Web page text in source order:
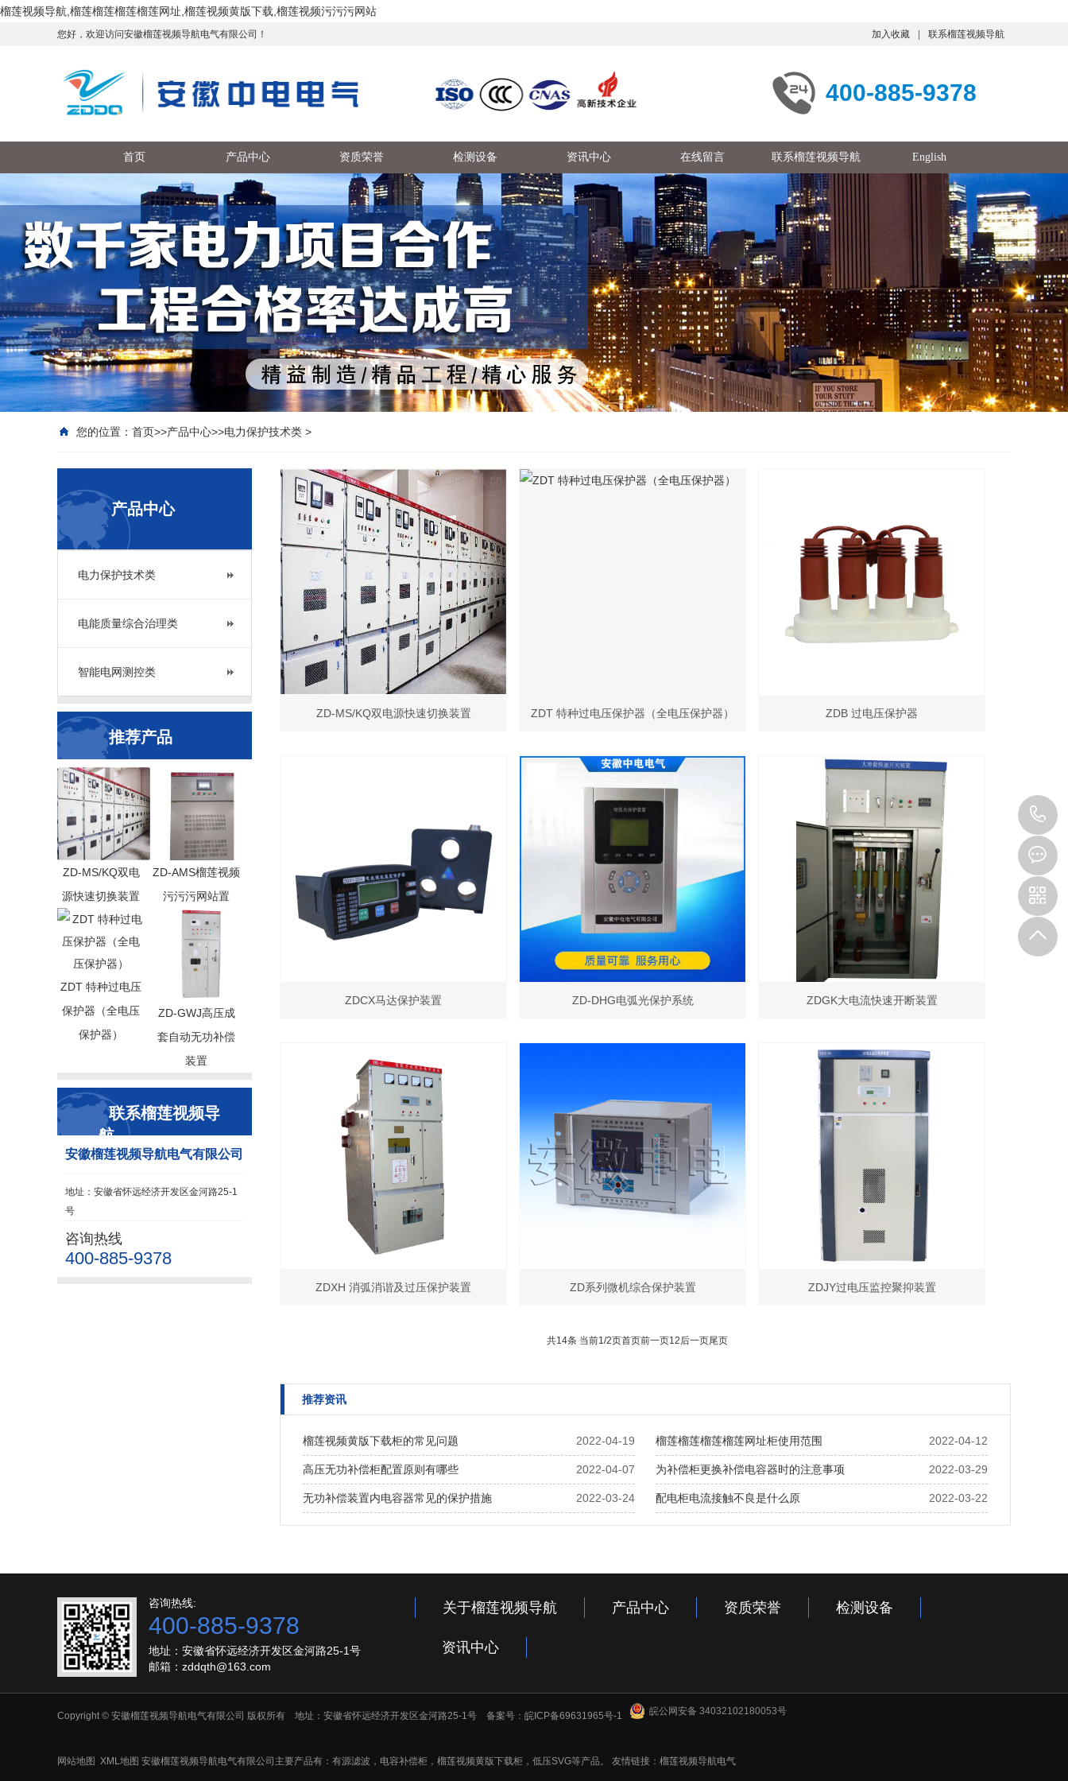
榴莲视频导航,榴莲榴莲榴莲榴莲网址,榴莲视频黄版下载,榴莲视频污污污网站
您好，欢迎访问安徽榴莲视频导航电气有限公司！ 加入收藏 联系榴莲视频导航
400-885-9378
首页 产品中心 资质荣誉 检测设备 资讯中心 在线留言 联系榴莲视频导航 English
您的位置： 首页>>产品中心>>电力保护技术类 >
产品中心
电力保护技术类
电能质量综合治理类
智能电网测控类
推荐产品
ZD-MS/KQ双电
源快速切换装置
ZD-AMS榴莲视频
污污污网站置
ZDT 特种过电压
保护器（全电压
保护器）
ZD-GWJ高压成
套自动无功补偿
装置
联系榴莲视频导
航
安徽榴莲视频导航电气有限公司
地址：安徽省怀远经济开发区金河路25-1
号
咨询热线
400-885-9378
ZD-MS/KQ双电源快速切换装置 ZDT 特种过电压保护器（全电压保护器） ZDB 过电压保护器
ZDCX马达保护装置 ZD-DHG电弧光保护系统 ZDGK大电流快速开断装置
ZDXH 消弧消谐及过压保护装置 ZD系列微机综合保护装置 ZDJY过电压监控聚抑装置
共14条 当前1/2页首页前一页12后一页尾页
推荐资讯
2022-04-19
榴莲视频黄版下载柜的常见问题 2022-04-12
榴莲榴莲榴莲榴莲网址柜使用范围
2022-04-07
高压无功补偿柜配置原则有哪些 2022-03-29
为补偿柜更换补偿电容器时的注意事项
2022-03-24
无功补偿装置内电容器常见的保护措施 2022-03-22
配电柜电流接触不良是什么原
咨询热线:
400-885-9378
地址：安徽省怀远经济开发区金河路25-1号
邮箱：zddqth@163.com
关于榴莲视频导航 产品中心 资质荣誉 检测设备
资讯中心
Copyright © 安徽榴莲视频导航电气有限公司 版权所有 地址：安徽省怀远经济开发区金河路25-1号 备案号： 皖ICP备69631965号-1 皖公网安备 34032102180053号
网站地图 XML地图 安徽榴莲视频导航电气有限公司主要产品有：有源滤波，电容补偿柜，榴莲视频黄版下载柜，低压SVG等产品。 友情链接： 榴莲视频导航电气